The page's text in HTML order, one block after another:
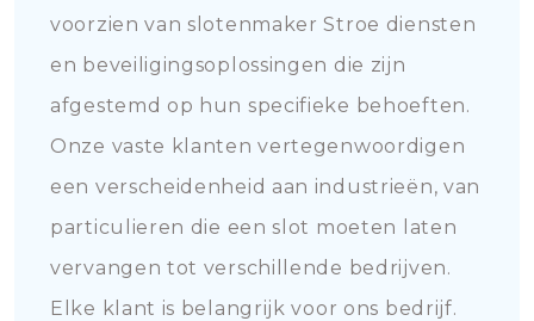
voorzien van slotenmaker Stroe diensten
en beveiligingsoplossingen die zijn
afgestemd op hun specifieke behoeften.
Onze vaste klanten vertegenwoordigen
een verscheidenheid aan industrieën, van
particulieren die een slot moeten laten
vervangen tot verschillende bedrijven.
Elke klant is belangrijk voor ons bedrijf.